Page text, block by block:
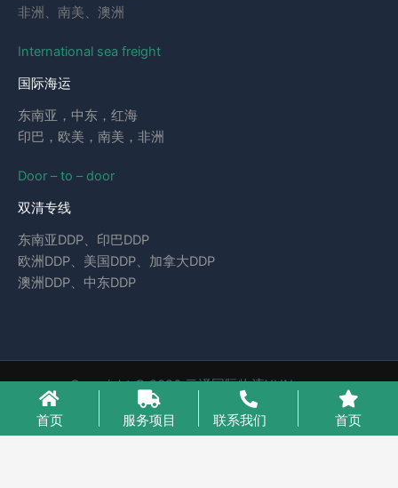
非洲、南美、澳洲
International sea freight
国际海运
东南亚，中东，红海
印巴，欧美，南美，非洲
Door – to – door
双清专线
东南亚DDP、印巴DDP
欧洲DDP、美国DDP、加拿大DDP
澳洲DDP、中东DDP
Copyright © 2026 云泽国际物流YUNcargo
粤ICP备2023046221号-1
首页 服务项目 联系我们 首页